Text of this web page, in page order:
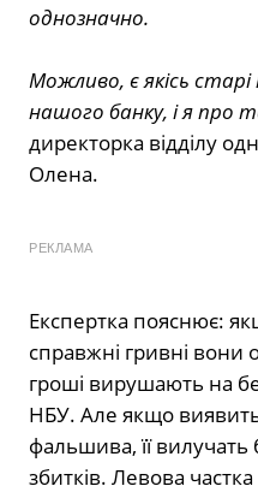
однозначно.
Можливо, є якісь
нашого банку, і я про
директорка відділу
Олена.
РЕКЛАМА
Експертка пояснює:
справжні гривні вони
гроші вирушають на
НБУ. Але якщо
фальшива, її
збитків. Левова